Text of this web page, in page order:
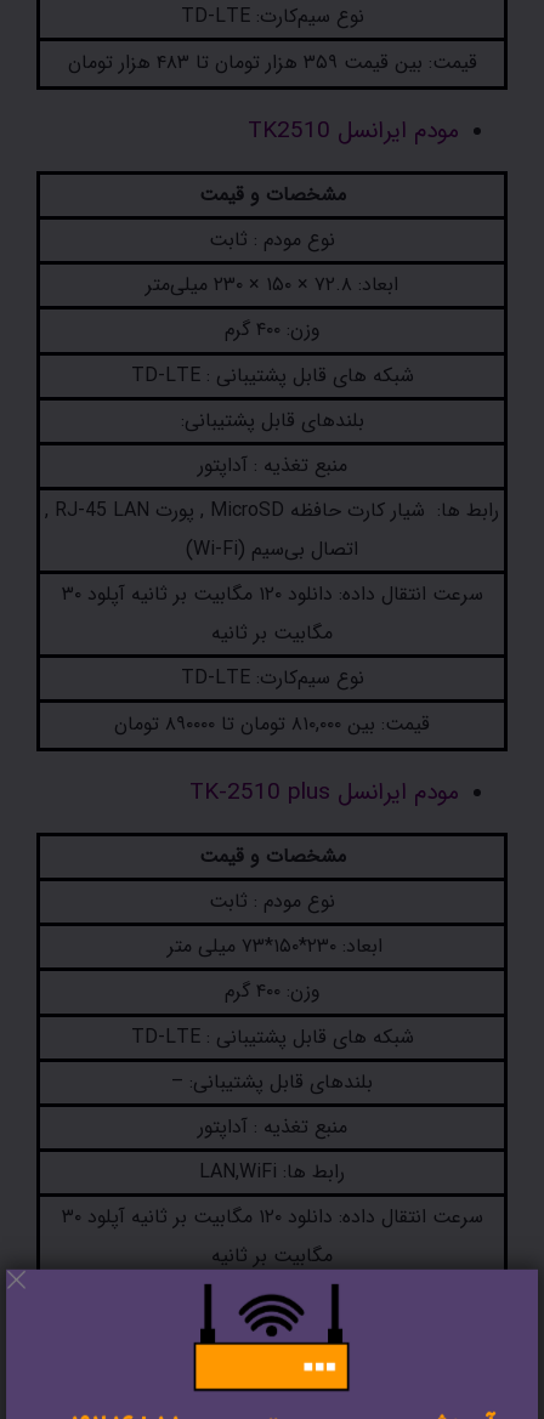
نوع سیم‌کارت: TD-LTE
قیمت: بین قیمت ۳۵۹ هزار تومان تا ۴۸۳ هزار تومان
مودم ایرانسل TK2510
مشخصات و قیمت
نوع مودم : ثابت
ابعاد: ۷۲.۸ × ۱۵۰ × ۲۳۰ میلی‌متر
وزن: ۴۰۰ گرم
شبکه های قابل پشتیبانی : TD-LTE
بلندهای قابل پشتیبانی:
منبع تغذیه : آداپتور
رابط ها: شیار کارت حافظه MicroSD ,
پورت RJ-45 LAN ,
اتصال بی‌سیم (Wi-Fi)
سرعت انتقال داده: دانلود ۱۲۰ مگابیت بر ثانیه آپلود ۳۰
مگابیت بر ثانیه
نوع سیم‌کارت: TD-LTE
قیمت: بین ۸۱۰,۰۰۰ تومان تا ۸۹۰۰۰۰ تومان
مودم ایرانسل TK-2510 plus
مشخصات و قیمت
نوع مودم : ثابت
ابعاد: ۲۳۰*۱۵۰*۷۳ میلی متر
وزن: ۴۰۰ گرم
شبکه های قابل پشتیبانی : TD-LTE
بلندهای قابل پشتیبانی: –
منبع تغذیه : آداپتور
رابط ها: LAN,WiFi
سرعت انتقال داده: دانلود ۱۲۰ مگابیت بر ثانیه آپلود ۳۰
مگابیت بر ثانیه
نوع سیم‌کارت: TD-LTE